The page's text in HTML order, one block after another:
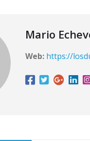
Mario
Web: https://